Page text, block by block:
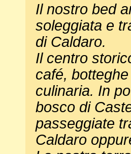
Il nostro bed
soleggiata e
di Caldaro.
Il centro
café,
culinaria. In
bosco di
passeggiate
Caldaro